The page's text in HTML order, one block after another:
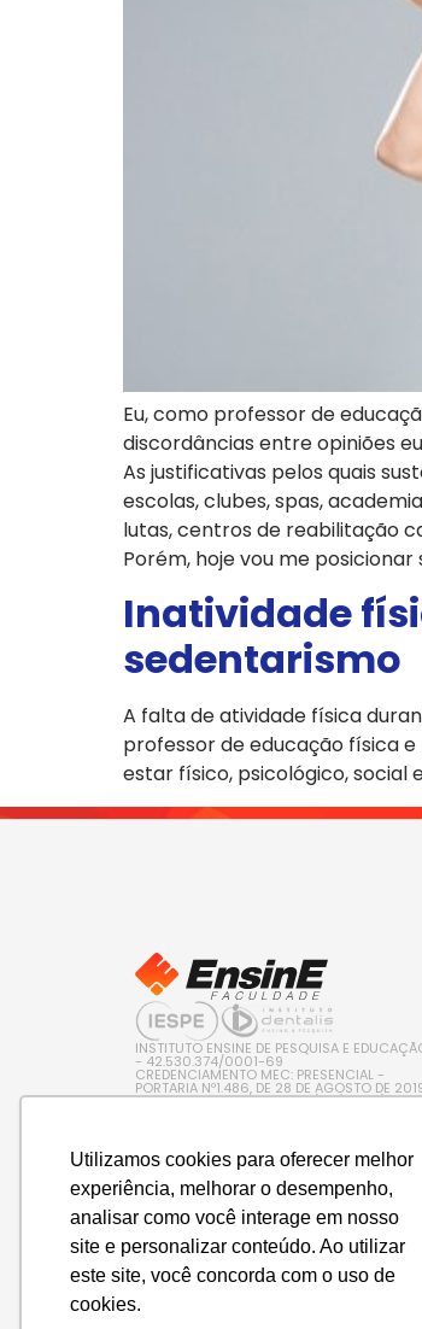
Utilizamos cookies para oferecer melhor
experiência, melhorar o desempenho,
analisar como você interage em nosso
site e personalizar conteúdo. Ao utilizar
este site, você concorda com o uso de
cookies.
Eu, como professor de
discordâncias entre opiniões
As justificativas pelos quais
escolas, clubes, spas,
lutas, centros de reabilitação
Porém, hoje vou me
Inatividade
sedentarismo
A falta de atividade física
professor de educação física
estar físico, psicológico, social
INSTITUTO ENSINE DE PESQUISA E
- 42.530.374/0001-69
CREDENCIAMENTO MEC: PRESENCIAL -
PORTARIA Nº1.486, DE 28 DE AGOSTO DE
PUBLICADA NO D.O.U. EM 29/08/2019 / EAD –